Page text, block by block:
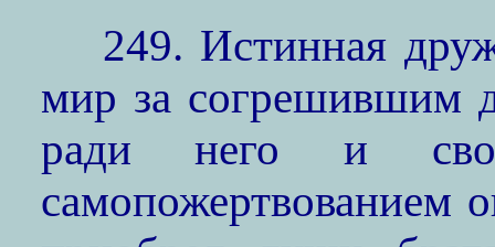
249. Истинная
мир за согрешившим
ради него и
самопожертвованием